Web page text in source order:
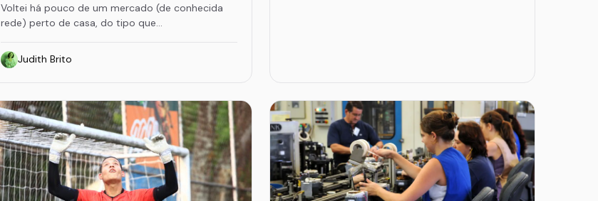
Voltei há pouco de um mercado (de conhecida
rede) perto de casa, do tipo que…
Judith Brito